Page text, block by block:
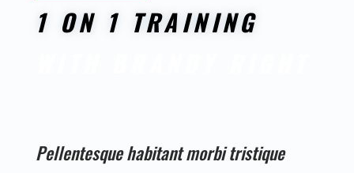
1 ON 1 TRAINING
Pellentesque habitant morbi tristique